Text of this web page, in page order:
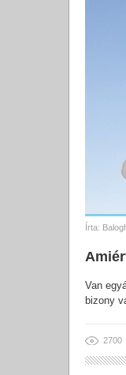
Írta:
Van
bizony
2700